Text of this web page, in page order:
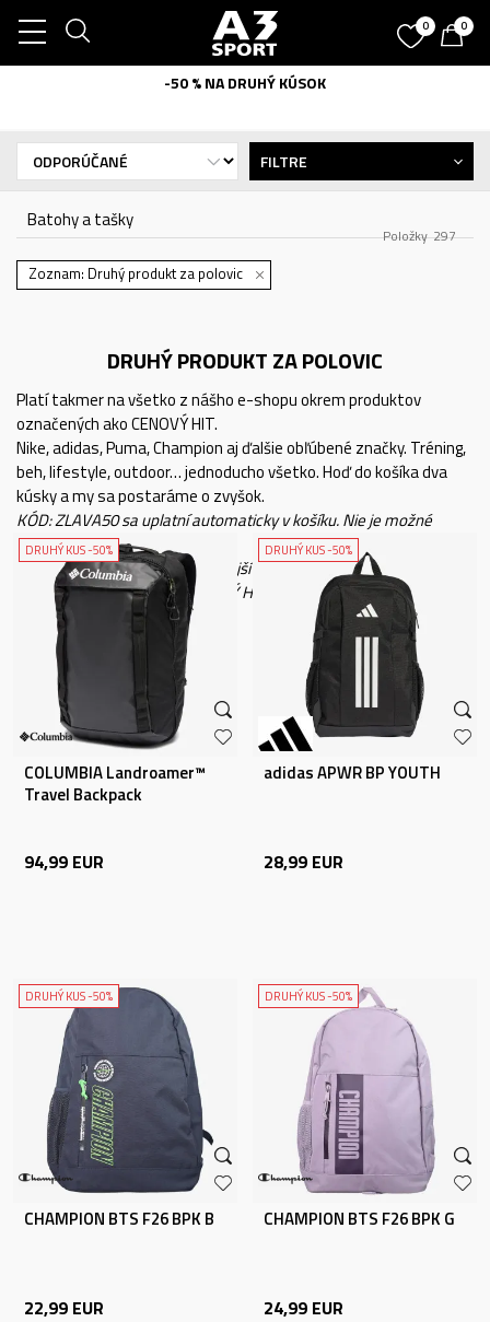
0 0
-50 % NA DRUHÝ KÚSOK
Batohy a tašky
297
Položky
FILTRE
Zoznam: Druhý produkt za polovic
DRUHÝ PRODUKT ZA POLOVIC
Platí takmer na všetko z nášho e-shopu okrem produktov
označených ako CENOVÝ HIT.
Nike, adidas, Puma, Champion aj ďalšie obľúbené značky. Tréning,
beh, lifestyle, outdoor… jednoducho všetko. Hoď do košíka dva
kúsky a my sa postaráme o zvyšok.
KÓD: ZLAVA50 sa uplatní automaticky v košíku. Nie je možné
kombinovať s inými kódmi.
*Extra 50 % zľava na druhý lacnejší kúsok sa nevzťahuje na
produkty označené ako CENOVÝ HIT a FINAL SALE.
DRUHÝ KUS -50%
COLUMBIA Landroamer™
Travel Backpack
94,99 EUR
DRUHÝ KUS -50%
adidas APWR BP YOUTH
28,99 EUR
DRUHÝ KUS -50%
CHAMPION BTS F26 BPK B
22,99 EUR
DRUHÝ KUS -50%
CHAMPION BTS F26 BPK G
24,99 EUR